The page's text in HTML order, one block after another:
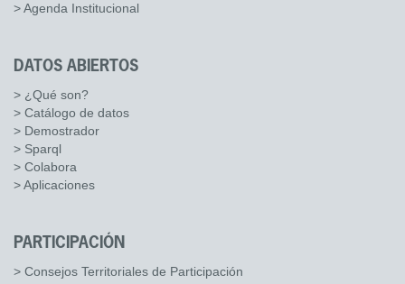
> Agenda Institucional
DATOS ABIERTOS
> ¿Qué son?
> Catálogo de datos
> Demostrador
> Sparql
> Colabora
> Aplicaciones
PARTICIPACIÓN
> Consejos Territoriales de Participación